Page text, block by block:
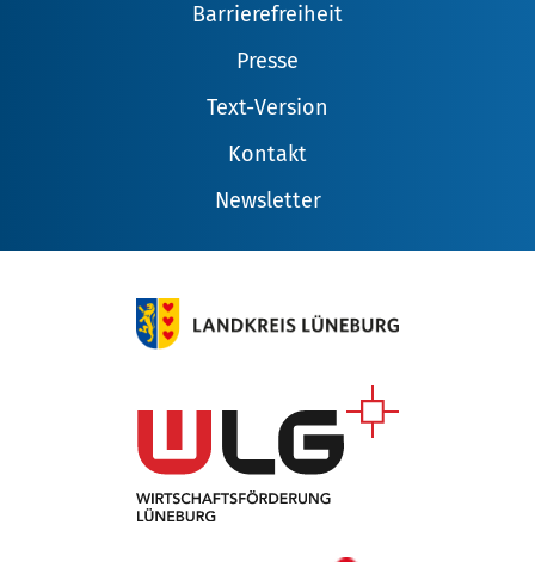
Barrierefreiheit
Presse
Text-Version
Kontakt
Newsletter